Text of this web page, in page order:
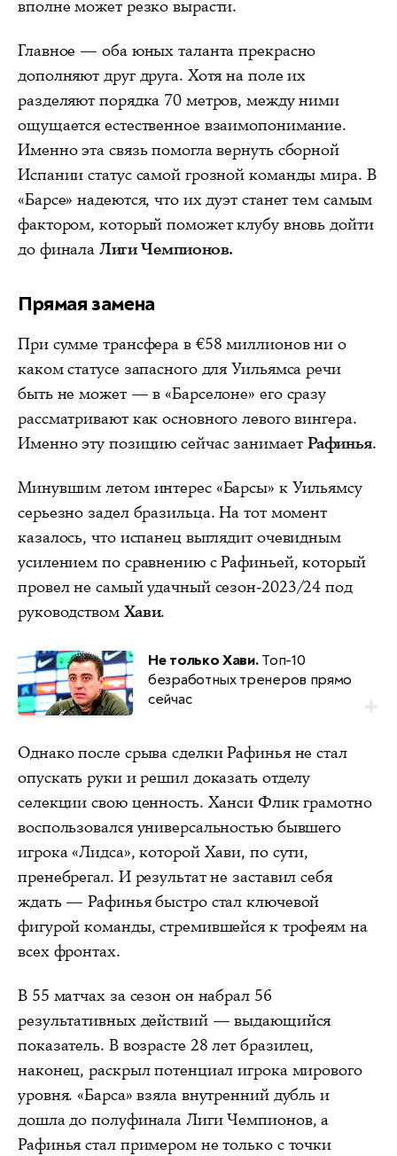
вполне может резко вырасти.
Главное — оба юных таланта прекрасно
дополняют друг друга. Хотя на поле их
разделяют порядка 70 метров, между ними
ощущается естественное взаимопонимание.
Именно эта связь помогла вернуть сборной
Испании статус самой грозной команды мира. В
«Барсе» надеются, что их дуэт станет тем самым
фактором, который поможет клубу вновь дойти
до финалаЛиги Чемпионов.
Прямая замена
При сумме трансфера в €58 миллионов ни о
каком статусе запасного для Уильямса речи
быть не может — в «Барселоне» его сразу
рассматривают как основного левого вингера.
Именно эту позицию сейчас занимает Рафинья.
Минувшим летом интерес «Барсы» к Уильямсу
серьезно задел бразильца. На тот момент
казалось, что испанец выглядит очевидным
усилением по сравнению с Рафиньей, который
провел не самый удачный сезон-2023/24 под
руководством Хави.
Не только Хави.Топ-10
безработных тренеров прямо
сейчас
Однако после срыва сделки Рафинья не стал
опускать руки и решил доказать отделу
селекции свою ценность. Ханси Флик грамотно
воспользовался универсальностью бывшего
игрока «Лидса», которой Хави, по сути,
пренебрегал. И результат не заставил себя
ждать — Рафинья быстро стал ключевой
фигурой команды, стремившейся к трофеям на
всех фронтах.
В 55 матчах за сезон он набрал 56
результативных действий — выдающийся
показатель. В возрасте 28 лет бразилец,
наконец, раскрыл потенциал игрока мирового
уровня. «Барса» взяла внутренний дубль и
дошла до полуфинала Лиги Чемпионов, а
Рафинья стал примером не только с точки